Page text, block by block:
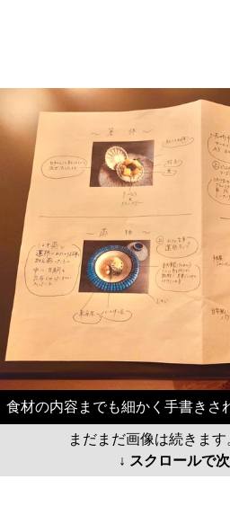
食材の内容までも細かく手書きさ
まだまだ画像は続きます
↓ スクロールで